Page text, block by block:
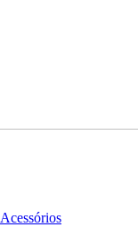
Acessórios